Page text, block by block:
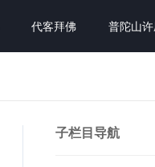
代客拜佛 普陀山
子栏目导航